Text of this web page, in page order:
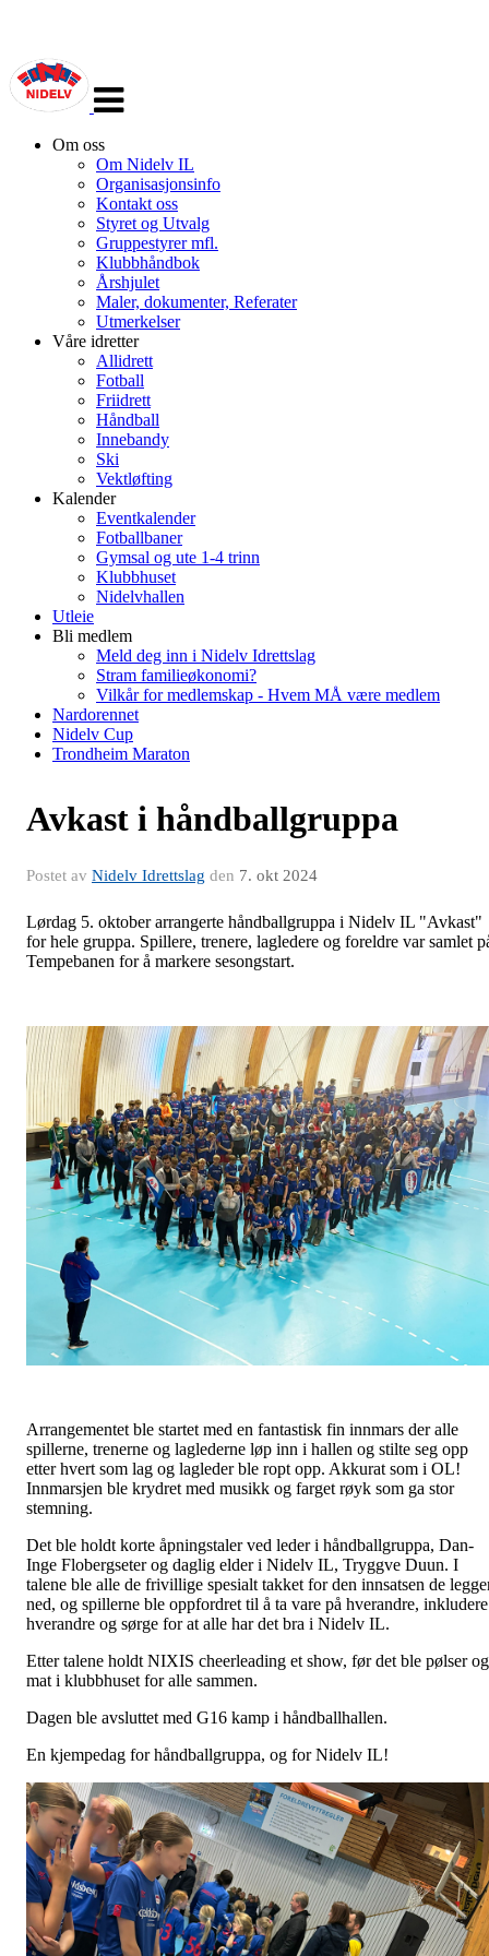
navigasjon
Om oss
Om Nidelv IL
Organisasjonsinfo
Kontakt oss
Styret og Utvalg
Gruppestyrer mfl.
Klubbhåndbok
Årshjulet
Maler, dokumenter, Referater
Utmerkelser
Våre idretter
Allidrett
Fotball
Friidrett
Håndball
Innebandy
Ski
Vektløfting
Kalender
Eventkalender
Fotballbaner
Gymsal og ute 1-4 trinn
Klubbhuset
Nidelvhallen
Utleie
Bli medlem
Meld deg inn i Nidelv Idrettslag
Stram familieøkonomi?
Vilkår for medlemskap - Hvem MÅ være medlem
Nardorennet
Nidelv Cup
Trondheim Maraton
Avkast i håndballgruppa
Postet av Nidelv Idrettslag den 7. okt 2024
Lørdag 5. oktober arrangerte håndballgruppa i Nidelv IL "Avkast"
for hele gruppa. Spillere, trenere, lagledere og foreldre var samlet
Tempebanen for å markere sesongstart.
Arrangementet ble startet med en fantastisk fin innmars der alle
spillerne, trenerne og laglederne løp inn i hallen og stilte seg opp
etter hvert som lag og lagleder ble ropt opp. Akkurat som i OL!
Innmarsjen ble krydret med musikk og farget røyk som ga stor
stemning.
Det ble holdt korte åpningstaler ved leder i håndballgruppa, Dan-
Inge Flobergseter og daglig elder i Nidelv IL, Tryggve Duun. I
talene ble alle de frivillige spesialt takket for den innsatsen de
ned, og spillerne ble oppfordret til å ta vare på hverandre, inkludere
hverandre og sørge for at alle har det bra i Nidelv IL.
Etter talene holdt NIXIS cheerleading et show, før det ble pølser og
mat i klubbhuset for alle sammen.
Dagen ble avsluttet med G16 kamp i håndballhallen.
En kjempedag for håndballgruppa, og for Nidelv IL!